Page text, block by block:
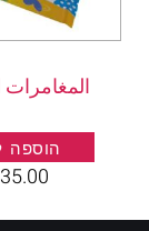
المغامرات
הוספה
35.00